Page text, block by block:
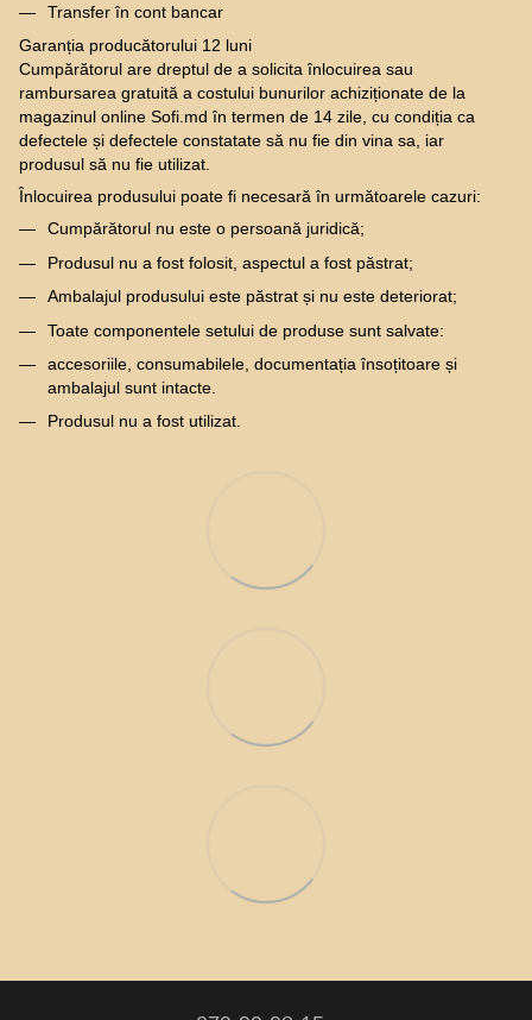
Transfer în cont bancar
Garanția producătorului 12 luni
Cumpărătorul are dreptul de a solicita înlocuirea sau
rambursarea gratuită a costului bunurilor achiziționate de la
magazinul online Sofi.md în termen de 14 zile, cu condiția ca
defectele și defectele constatate să nu fie din vina sa, iar
produsul să nu fie utilizat.
Înlocuirea produsului poate fi necesară în următoarele cazuri:
Cumpărătorul nu este o persoană juridică;
Produsul nu a fost folosit, aspectul a fost păstrat;
Ambalajul produsului este păstrat și nu este deteriorat;
Toate componentele setului de produse sunt salvate:
accesoriile, consumabilele, documentația însoțitoare și
ambalajul sunt intacte.
Produsul nu a fost utilizat.